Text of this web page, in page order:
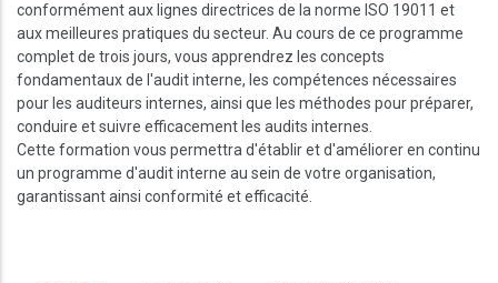
conformément aux lignes directrices de la norme ISO 19011 et
aux meilleures pratiques du secteur. Au cours de ce programme
complet de trois jours, vous apprendrez les concepts
fondamentaux de l'audit interne, les compétences nécessaires
pour les auditeurs internes, ainsi que les méthodes pour préparer,
conduire et suivre efficacement les audits internes.
Cette formation vous permettra d'établir et d'améliorer en continu
un programme d'audit interne au sein de votre organisation,
garantissant ainsi conformité et efficacité.